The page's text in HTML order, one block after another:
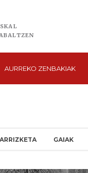
AURREKO ZENBAKIAK
GAIAK